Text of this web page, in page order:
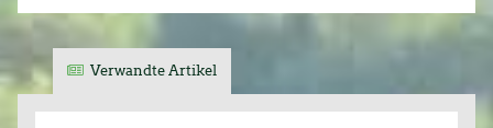
Verwandte Artikel